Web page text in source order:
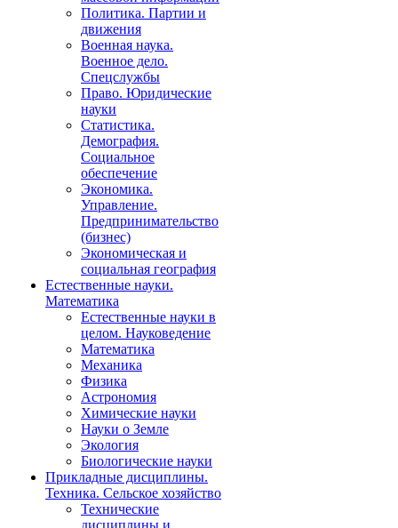
Политика. Партии и
движения
Военная наука.
Военное дело.
Спецслужбы
Право. Юридические
науки
Статистика.
Демография.
Социальное
обеспечение
Экономика.
Управление.
Предпринимательство
(бизнес)
Экономическая и
социальная география
Естественные науки.
Математика
Естественные науки в
целом. Науковедение
Математика
Механика
Физика
Астрономия
Химические науки
Науки о Земле
Экология
Биологические науки
Прикладные дисциплины.
Техника. Сельское хозяйство
Технические
дисциплины и